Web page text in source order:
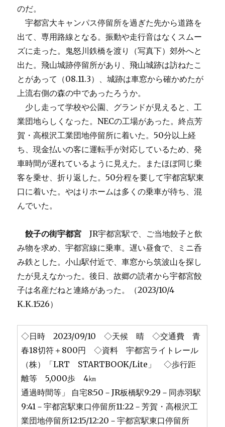
のだ。
宇都宮大キャンパス停留所を過ぎた先から道路を
出て、専用路線となる。振動や走行音はなくスムー
ズに走った。鬼怒川鉄橋を渡り（写真下）郊外へと
出た。飛山城跡停留所があり、飛山城跡は訪ねたこ
とがあって（08.11.3）、城跡は車窓から確かめたが
上流右側の森の中であったろうか。
少し走って学校や公園、グランドが見えると、工
業団地らしくなった。NECの工場があった。終点芳
賀・高根沢工業団地停留所に着いた。50分以上経
ち、現金払いの客に運転手が対応しているため、発
車時間が遅れているように見えた。またほぼ同じ乗
客を乗せ、折り返した。50分程を要して宇都宮駅東
口に着いた。やはりホームは多くの乗車が待ち、混
んでいた。
餃子の街宇都宮 JR宇都宮駅で、ご当地餃子と飲
み物を求め、宇都宮線に乗車。遅い昼食で、ミニ呑
み鉄とした。小山駅付近で、車窓から筑波山を探し
たが見えなかった。後日、故郷の読者から宇都宮餃
子は名産だねと連絡があった。（2023/10/4
K.K.1526）
◇日時 2023/09/10 ◇天候 晴 ◇交通費 青
春18切符＋800円 ◇資料 宇都宮ライトレール
（株）「LRT STARTBOOK/Lite」 ◇歩行距
離等 5,000歩 4㎞
通過時間等」 自宅8:50－JR板橋駅9:29－同赤羽駅
9:41－宇都宮駅東口停留所11:22－芳賀・高根沢工
業団地停留所12:15/12:20－宇都宮駅東口停留所